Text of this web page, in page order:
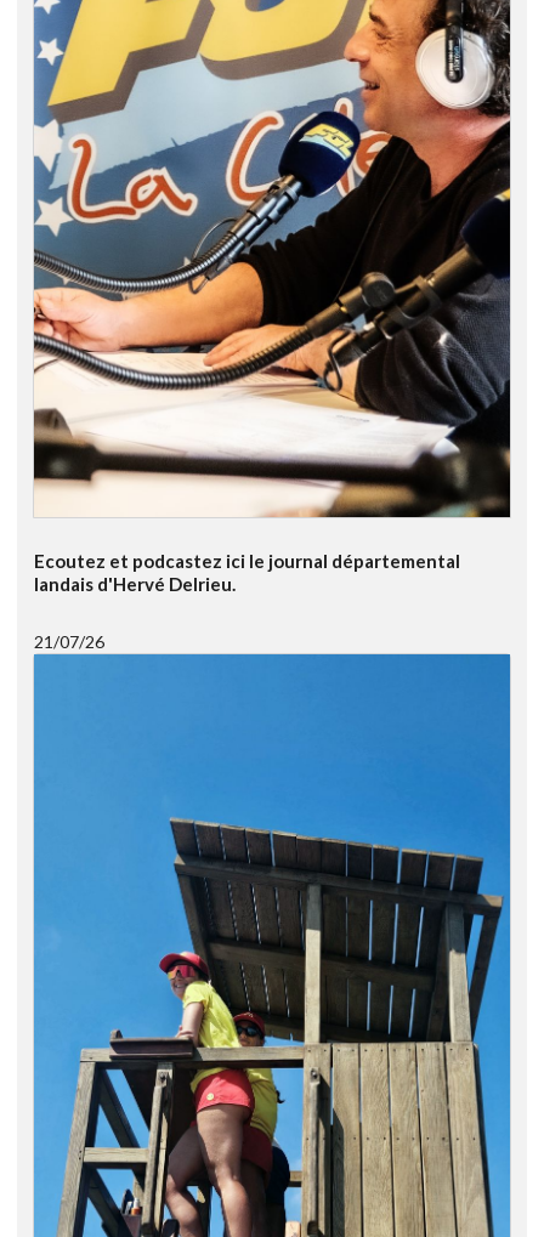
Ecoutez et podcastez ici le journal départemental
landais d'Hervé Delrieu.
21/07/26